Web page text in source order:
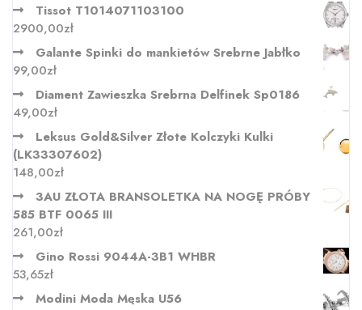
Tissot T1014071103100
2900,00zł
Galante Spinki do mankietów Srebrne Jabłko
99,00zł
Diament Zawieszka Srebrna Delfinek Sp0186
49,00zł
Leksus Gold&Silver Złote Kolczyki Kulki
(LK33307602)
148,00zł
3AU ZŁOTA BRANSOLETKA NA NOGĘ PRÓBY
585 BTF 0065 III
261,00zł
Gino Rossi 9044A-3B1 WHBR
53,65zł
Modini Moda Męska U56